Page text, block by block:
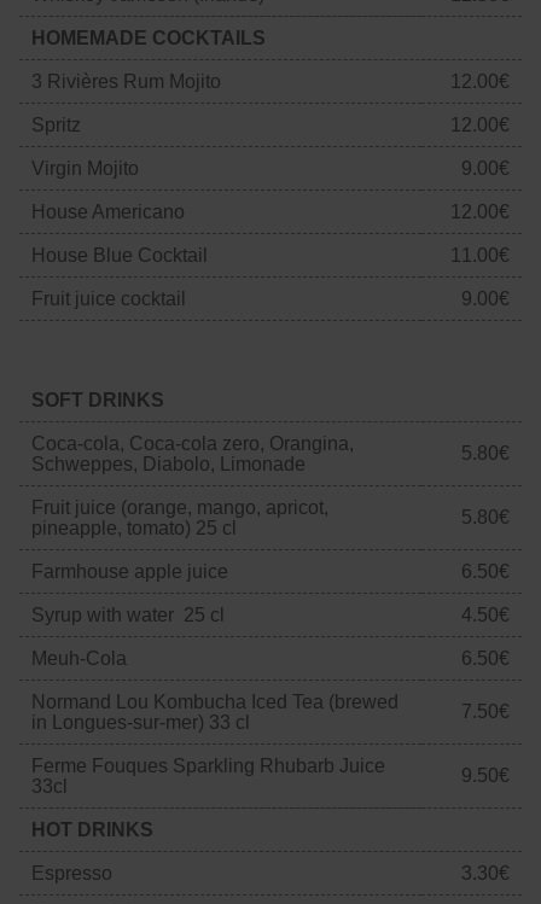
HOMEMADE COCKTAILS
3 Rivières Rum Mojito 12.00€
Spritz 12.00€
Virgin Mojito 9.00€
House Americano 12.00€
House Blue Cocktail 11.00€
Fruit juice cocktail 9.00€
SOFT DRINKS
Coca-cola, Coca-cola zero, Orangina,
Schweppes, Diabolo, Limonade
5.80€
Fruit juice (orange, mango, apricot,
pineapple, tomato) 25 cl
5.80€
Farmhouse apple juice 6.50€
Syrup with water 25 cl 4.50€
Meuh-Cola 6.50€
Normand Lou Kombucha Iced Tea (brewed
in Longues-sur-mer) 33 cl
7.50€
Ferme Fouques Sparkling Rhubarb Juice
33cl
9.50€
HOT DRINKS
Espresso 3.30€